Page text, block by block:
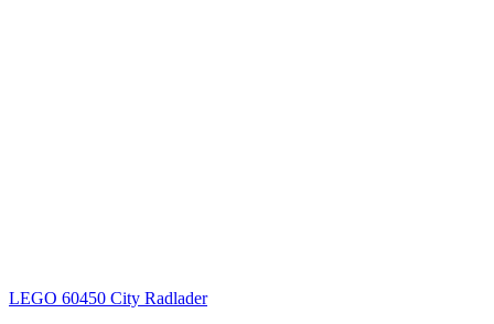
LEGO 60450 City Radlader